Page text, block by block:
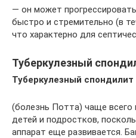
— он может
быстро и стремительно (в
что характерно для
Туберкулезный
Туберкулезный спондилит
(болезнь Потта) чаще всего
детей и подростков,
аппарат еще развивается.